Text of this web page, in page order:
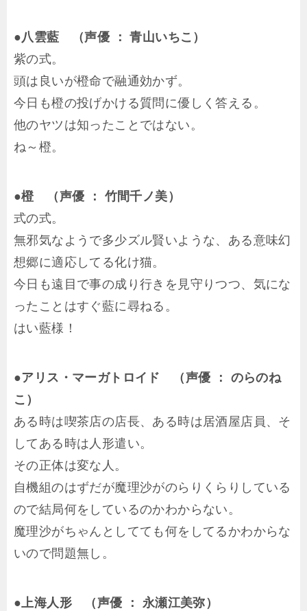
●八雲藍 （声優 ： 青山いちこ）
紫の式。
頭は良いが橙命で融通効かず。
今日も橙の投げかける質問に優しく答える。
他のヤツは知ったことではない。
ね～橙。
●橙 （声優 ： 竹間千ノ美）
式の式。
無邪気なようで多少ズル賢いような、ある意味幻
想郷に適応してる化け猫。
今日も遠目で事の成り行きを見守りつつ、気にな
ったことはすぐ藍に尋ねる。
はい藍様！
●アリス・マーガトロイド （声優 ： のらのね
こ）
ある時は喫茶店の店長、ある時は居酒屋店員、そ
してある時は人形遣い。
その正体は変な人。
自機組のはずだが魔理沙がのらりくらりしている
ので結局何をしているのかわからない。
魔理沙がちゃんとしてても何をしてるかわからな
いので問題無し。
●上海人形 （声優 ： 永瀬江美弥）